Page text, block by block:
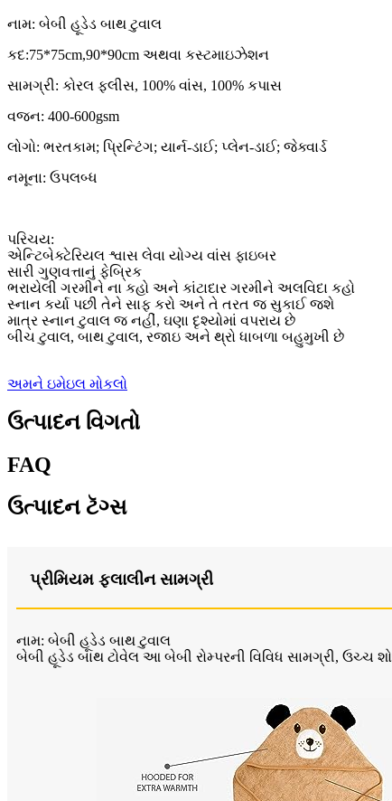
નામ: બેબી હૂડેડ બાથ ટુવાલ
કદ:75*75cm,90*90cm અથવા કસ્ટમાઇઝેશન
સામગ્રી: કોરલ ફ્લીસ, 100% વાંસ, 100% કપાસ
વજન: 400-600gsm
લોગો: ભરતકામ; પ્રિન્ટિંગ; યાર્ન-ડાઈ; પ્લેન-ડાઈ; જેક્વાર્ડ
નમૂના: ઉપલબ્ધ
પરિચય:
એન્ટિબેક્ટેરિયલ શ્વાસ લેવા યોગ્ય વાંસ ફાઇબર
સારી ગુણવત્તાનું ફેબ્રિક
ભરાયેલી ગરમીને ના કહો અને કાંટાદાર ગરમીને અલવિદા કહો
સ્નાન કર્યા પછી તેને સાફ કરો અને તે તરત જ સુકાઈ જશે
માત્ર સ્નાન ટુવાલ જ નહીં, ઘણા દૃશ્યોમાં વપરાય છે
બીચ ટુવાલ, બાથ ટુવાલ, રજાઇ અને થ્રો ધાબળા બહુમુખી છે
અમને ઇમેઇલ મોકલો
ઉત્પાદન વિગતો
FAQ
ઉત્પાદન ટૅગ્સ
પ્રીમિયમ ફલાલીન સામગ્રી
નામ: બેબી હૂડેડ બાથ ટુવાલ
બેબી હૂડેડ બાથ ટોવેલ આ બેબી રોમ્પરની વિવિધ સામગ્રી,